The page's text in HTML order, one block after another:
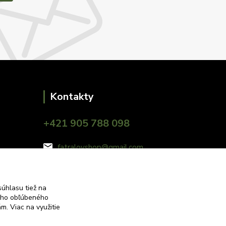
Kontakty
+421 905 788 098
fatralovshop@gmail.com
tiež na
obľúbeného
Viac na využitie